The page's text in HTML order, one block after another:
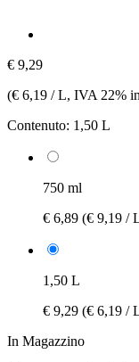
€ 9,29
(€ 6,19 / L, IVA 22%
Contenuto: 1,50 L
750 ml
€ 6,89 (€ 9,19 /
1,50 L
€ 9,29 (€ 6,19 /
In Magazzino